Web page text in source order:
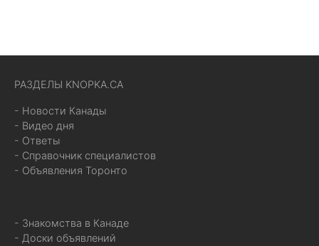
РАЗДЕЛЫ KNOPKA.CA
- Новости Канады
- Видео дня
- Ответы
- Справочник специалистов
- Объявления Торонто
- Знакомства в Канаде
- Доски объявлений